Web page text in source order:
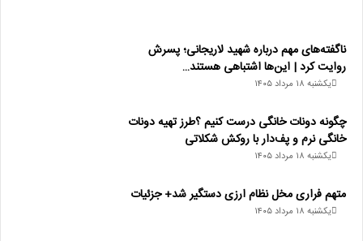
ناگفته‌های مهم درباره شهید لاریجانی؛ پسرش
روایت کرد | این‌ها اشتباهی هستند…
یکشنبه ۱۸ مرداد ۱۴۰۵
چگونه دونات خانگی درست کنیم ؟طرز تهیه دونات
خانگی نرم و پف‌دار با روکش شکلاتی
یکشنبه ۱۸ مرداد ۱۴۰۵
متهم فراری مخل نظام ارزی دستگیر شد+ جزئیات
یکشنبه ۱۸ مرداد ۱۴۰۵